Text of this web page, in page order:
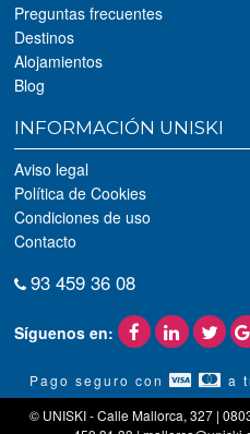
Preguntas frecuentes
Destinos
Alojamientos
Blog
INFORMACIÓN UNISKI
Aviso legal
Política de Cookies
Condiciones de uso
Contacto
93 459 36 08
Síguenos en:
Pago seguro con
a
© UNISKI - Calle Mallorca, 327 |